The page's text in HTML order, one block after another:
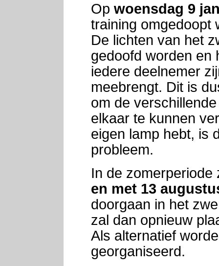
Op woensdag 9
training omgedoopt
De lichten van het
gedoofd worden en
iedere deelnemer
meebrengt. Dit is
om de
elkaar te kunnen
eigen lamp hebt, is
probleem.
In de
en met 13
doorgaan in het
zal dan opnieuw
Als alternatief
georganiseerd.